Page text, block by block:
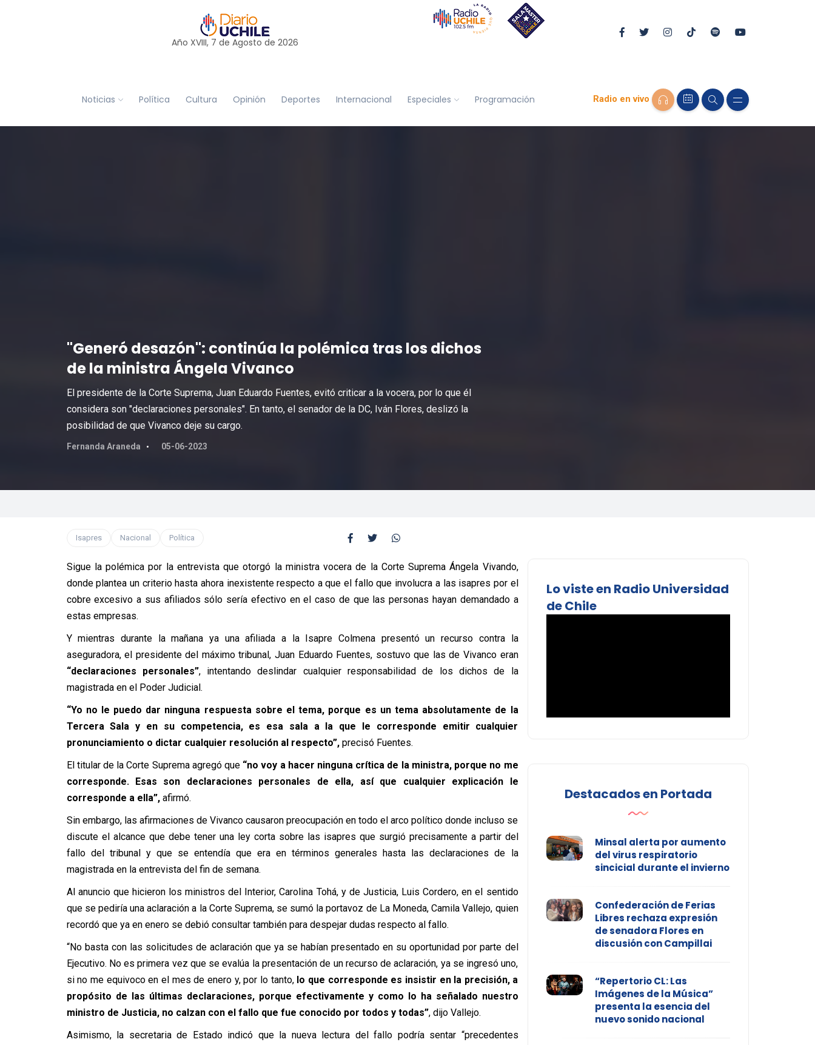
Año XVIII, 7 de Agosto de 2026
Noticias Política Cultura Opinión Deportes Internacional Especiales Programación Radio en vivo
"Generó desazón": continúa la polémica tras los dichos
de la ministra Ángela Vivanco
El presidente de la Corte Suprema, Juan Eduardo Fuentes, evitó criticar a la vocera, por lo que él
considera son "declaraciones personales". En tanto, el senador de la DC, Iván Flores, deslizó la
posibilidad de que Vivanco deje su cargo.
Fernanda Araneda 05-06-2023
Isapres Nacional Política
Sigue la polémica por la entrevista que otorgó la ministra vocera de la Corte Suprema Ángela Vivando,
donde plantea un criterio hasta ahora inexistente respecto a que el fallo que involucra a las isapres por el
cobre excesivo a sus afiliados sólo sería efectivo en el caso de que las personas hayan demandado a
estas empresas.
Y mientras durante la mañana ya una afiliada a la Isapre Colmena presentó un recurso contra la
aseguradora, el presidente del máximo tribunal, Juan Eduardo Fuentes, sostuvo que las de Vivanco eran
“declaraciones personales”, intentando deslindar cualquier responsabilidad de los dichos de la
magistrada en el Poder Judicial.
“Yo no le puedo dar ninguna respuesta sobre el tema, porque es un tema absolutamente de la
Tercera Sala y en su competencia, es esa sala a la que le corresponde emitir cualquier
pronunciamiento o dictar cualquier resolución al respecto”, precisó Fuentes.
El titular de la Corte Suprema agregó que“no voy a hacer ninguna crítica de la ministra, porque no me
corresponde. Esas son declaraciones personales de ella, así que cualquier explicación le
corresponde a ella”,afirmó.
Sin embargo, las afirmaciones de Vivanco causaron preocupación en todo el arco político donde incluso se
discute el alcance que debe tener una ley corta sobre las isapres que surgió precisamente a partir del
fallo del tribunal y que se entendía que era en términos generales hasta las declaraciones de la
magistrada en la entrevista del fin de semana.
Al anuncio que hicieron los ministros del Interior, Carolina Tohá, y de Justicia, Luis Cordero, en el sentido
que se pediría una aclaración a la Corte Suprema, se sumó la portavoz de La Moneda, Camila Vallejo, quien
recordó que ya en enero se debió consultar también para despejar dudas respecto al fallo.
“No basta con las solicitudes de aclaración que ya se habían presentado en su oportunidad por parte del
Ejecutivo. No es primera vez que se evalúa la presentación de un recurso de aclaración, ya se ingresó uno,
si no me equivoco en el mes de enero y, por lo tanto,lo que corresponde es insistir en la precisión, a
propósito de las últimas declaraciones, porque efectivamente y como lo ha señalado nuestro
ministro de Justicia, no calzan con el fallo que fue conocido por todos y todas”, dijo Vallejo.
Asimismo, la secretaria de Estado indicó que la nueva lectura del fallo podría sentar “precedentes
Lo viste en Radio Universidad
de Chile
Destacados en Portada
Minsal alerta por aumento
del virus respiratorio
sincicial durante el invierno
Confederación de Ferias
Libres rechaza expresión
de senadora Flores en
discusión con Campillai
“Repertorio CL: Las
Imágenes de la Música”
presenta la esencia del
nuevo sonido nacional